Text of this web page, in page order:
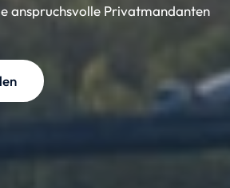
anspruchsvolle Privatmandanten